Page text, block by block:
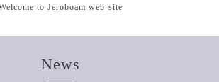
to Jeroboam web-site
News